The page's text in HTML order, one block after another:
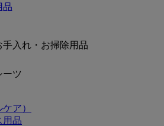
品
入れ・お掃除用品
ーツ
ア）
用品